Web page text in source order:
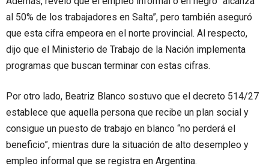
al 50% de los trabajadores en Salta”, pero también aseguró
que esta cifra empeora en el norte provincial. Al respecto,
dijo que el Ministerio de Trabajo de la Nación implementa
programas que buscan terminar con estas cifras.
Por otro lado, Beatriz Blanco sostuvo que el decreto 514/27
establece que aquella persona que recibe un plan social y
consigue un puesto de trabajo en blanco “no perderá el
beneficio”, mientras dure la situación de alto desempleo y
empleo informal que se registra en Argentina.